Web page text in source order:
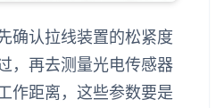
确认拉线装置的松紧度
，再去测量光电传感器
作距离，这些参数要是